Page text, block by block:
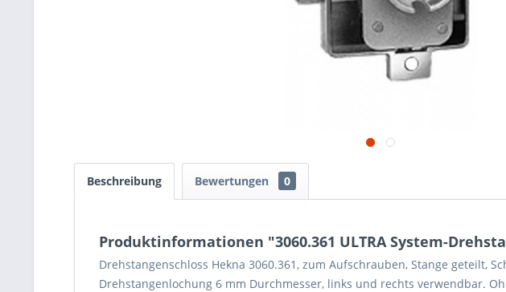
Beschreibung Bewertungen 0
Produktinformationen "3060.361 ULTRA System-
Drehstangenschloss Hekna 3060.361, zum Aufschrauben, Stange geteilt,
Drehstangenlochung 6 mm Durchmesser, links und rechts verwendbar.